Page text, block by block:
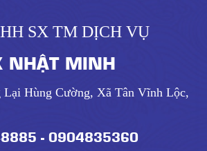
SX TM DỊCH VỤ
MINH
Hùng Cường, Xã Tân Vĩnh Lộc,
- 0904835360